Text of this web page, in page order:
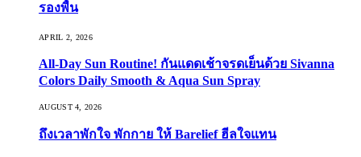
รองพื้น
APRIL 2, 2026
All-Day Sun Routine! กันแดดเช้าจรดเย็นด้วย Sivanna
Colors Daily Smooth & Aqua Sun Spray
AUGUST 4, 2026
ถึงเวลาพักใจ พักกาย ให้ Barelief ฮีลใจแทน